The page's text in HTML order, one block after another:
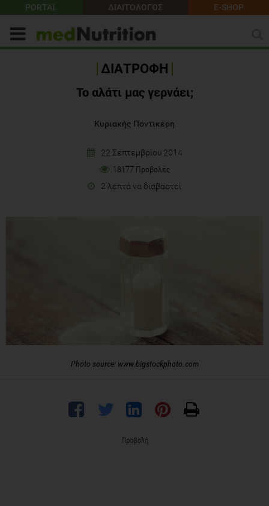
PORTAL ΔΙΑΙΤΟΛΟΓΟΣ E-SHOP
ΔΙΑΤΡΟΦΗ
Το αλάτι μας γερνάει;
Κυριακής Ποντικέρη
22 Σεπτεμβρίου 2014
18177 Προβολές
2 λεπτά να διαβαστεί
Photo source: www.bigstockphoto.com
Προβολή